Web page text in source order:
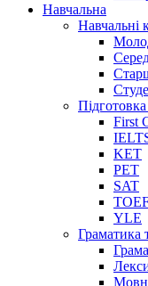
Навчальна
Навчальні
Підготовка
First
KET
PET
SAT
YLE
Граматика